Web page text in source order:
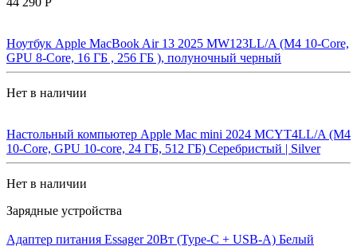
Ноутбук Apple MacBook Air 13 2025 MW123LL/A (M4 10-Core,
GPU 8-Core, 16 ГБ , 256 ГБ ), полуночный черный
Нет в наличии
Настольный компьютер Apple Mac mini 2024 MCYT4LL/A (M4
10-Core, GPU 10-core, 24 ГБ, 512 ГБ) Серебристый | Silver
Нет в наличии
Зарядные устройства
Адаптер питания Essager 20Вт (Type-C + USB-A) Белый